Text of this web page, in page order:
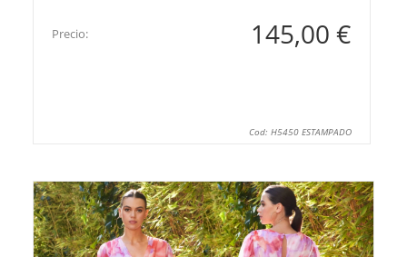
Precio: 145,00 €
Cod: H5450 ESTAMPADO